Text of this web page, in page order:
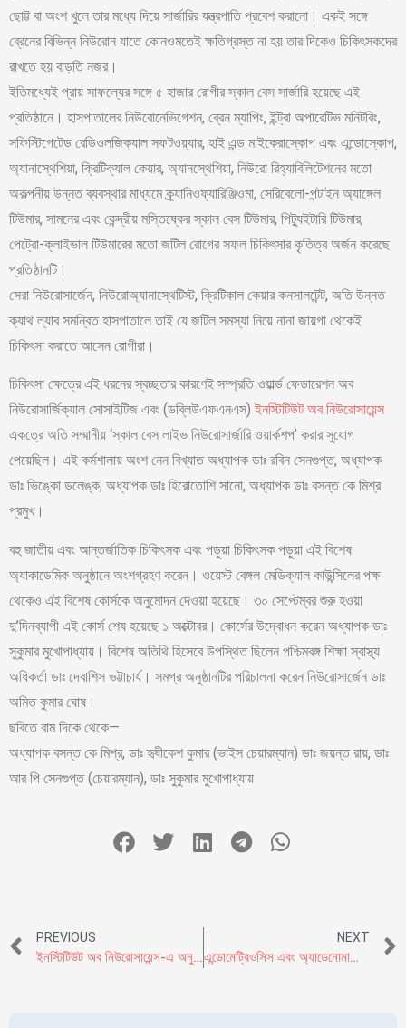
ছোট্ট বা অংশ খুলে তার মধ্যে দিয়ে সার্জারির যন্ত্রপাতি প্রবেশ করানো। একই সঙ্গে
ব্রেনের বিভিন্ন নিউরোন যাতে কোনওমতেই ক্ষতিগ্রস্ত না হয় তার দিকেও চিকিৎসকদের
রাখতে হয় বাড়তি নজর।
ইতিমধ্যেই প্রায় সাফল্যের সঙ্গে ৫ হাজার রোগীর স্কাল বেস সার্জারি হয়েছে এই
প্রতিষ্ঠানে। হাসপাতালের নিউরোনেভিগেশন, ব্রেন ম্যাপিং, ইন্ট্রা অপারেটিভ মনিটরিং,
সফিস্টিগেটেড রেডিওলজিক্যাল সফটওয়্যার, হাই এন্ড মাইক্রোস্কোপ এবং এন্ডোস্কোপ,
অ্যানাস্থেশিয়া, ক্রিটিক্যাল কেয়ার, অ্যানস্থেশিয়া, নিউরো রিহ্যাবিলিটেশনের মতো
অকল্পনীয় উন্নত ব্যবস্থার মাধ্যমে ক্র্যানিওফ্যারিঞ্জিওমা, সেরিবেলো-পন্টাইন অ্যাঙ্গেল
টিউমার, সামনের এবং কেন্দ্রীয় মস্তিষ্কের স্কাল বেস টিউমার, পিট্যুইটারি টিউমার,
পেট্রো-ক্লাইভাল টিউমারের মতো জটিল রোগের সফল চিকিৎসার কৃতিত্ব অর্জন করেছে
প্রতিষ্ঠানটি।
সেরা নিউরোসার্জেন, নিউরোঅ্যানাস্থেটিস্ট, ক্রিটিকাল কেয়ার কনসালটেন্ট, অতি উন্নত
ক্যাথ ল্যাব সমন্বিত হাসপাতালে তাই যে জটিল সমস্যা নিয়ে নানা জায়গা থেকেই
চিকিৎসা করাতে আসেন রোগীরা।
চিকিৎসা ক্ষেত্রে এই ধরনের স্বচ্ছতার কারণেই সম্প্রতি ওয়ার্ল্ড ফেডারেশন অব
নিউরোসার্জিক্যাল সোসাইটিজ এবং (ডব্লিউএফএনএস)ইনস্টিটিউট অব নিউরোসায়েন্স
একত্রে অতি সম্মানীয় ‘স্কাল বেস লাইভ নিউরোসার্জারি ওয়ার্কশপ’ করার সুযোগ
পেয়েছিল। এই কর্মশালায় অংশ নেন বিখ্যাত অধ্যাপক ডাঃ রবিন সেনগুপ্ত, অধ্যাপক
ডাঃ ভিঙ্কো ডলেঙ্ক, অধ্যাপক ডাঃ হিরোতোশি সানো, অধ্যাপক ডাঃ বসন্ত কে মিশ্র
প্রমুখ।
বহু জাতীয় এবং আন্তর্জাতিক চিকিৎসক এবং পড়ুয়া চিকিৎসক পড়ুয়া এই বিশেষ
অ্যাকাডেমিক অনুষ্ঠানে অংশগ্রহণ করেন। ওয়েস্ট বেঙ্গল মেডিক্যাল কাউন্সিলের পক্ষ
থেকেও এই বিশেষ কোর্সকে অনুমোদন দেওয়া হয়েছে। ৩০ সেপ্টেম্বর শুরু হওয়া
দু’দিনব্যাপী এই কোর্স শেষ হয়েছে ১ অক্টোবর। কোর্সের উদ্বোধন করেন অধ্যাপক ডাঃ
সুকুমার মুখোপাধ্যায়। বিশেষ অতিথি হিসেবে উপস্থিত ছিলেন পশ্চিমবঙ্গ শিক্ষা স্বাস্থ্য
অধিকর্তা ডাঃ দেবাশিস ভট্টাচার্য। সমগ্র অনুষ্ঠানটির পরিচালনা করেন নিউরোসার্জেন ডাঃ
অমিত কুমার ঘোষ।
ছবিতে বাম দিকে থেকে—
অধ্যাপক বসন্ত কে মিশ্র, ডাঃ হৃষীকেশ কুমার (ভাইস চেয়ারম্যান) ডাঃ জয়ন্ত রায়, ডাঃ
আর পি সেনগুপ্ত (চেয়ারম্যান), ডাঃ সুকুমার মুখোপাধ্যায়
PREVIOUS
ইনস্টিটিউট অব নিউরোসায়েন্স-এ অনুষ্ঠিত হল ‘সেকেন্ড নিউরোক্রিটিক্যাল কেয়ার আপডেট ২০২৩’ সম্মেলন
NEXT
এন্ডোমেট্রিওসিস এবং অ্যাডেনোমায়োসিস – বন্ধ্যাত্ব ছাড়াও অনেক জটিলতার কারণ